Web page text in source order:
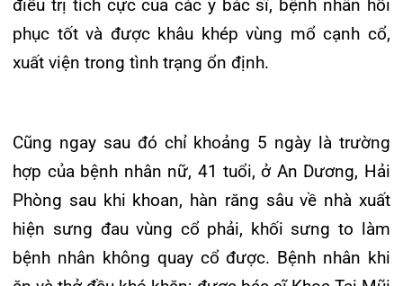
dẫn lưu hơn 200ml mủ đặc, thối khẳn. Bệnh nhân
được điều trị tích cực 2 tuần và hồi phục.
Họng, Bệnh viện đa khoa Quốc tế Hải Phòng đã
phẫu thuật và điều trị thành công; đặc biệt nhiều
trường hợp đã có biến chứng nặng, diễn tiến
nhanh, phức tạp và trên bệnh nhân lớn tuổi, có
nhiều bệnh lý nền đi kèm.